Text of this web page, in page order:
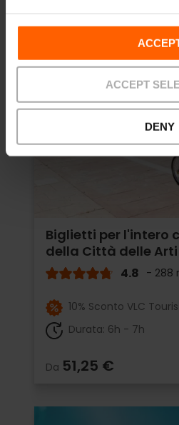
ACCEPT
DENY
Biglietti per l'intero
della Città delle Arti
4.8 - 288
10% Sconto VLC
Durata: 6h - 7h
Da 51,25 €